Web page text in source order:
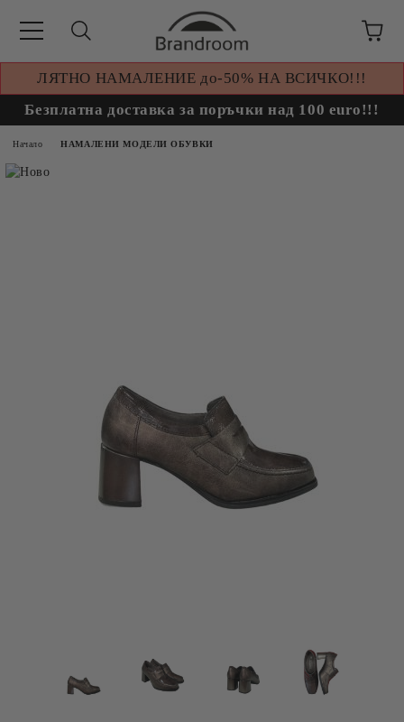
ЛЯТНО НАМАЛЕНИЕ до-50% НА ВСИЧКО!!!
Безплатна доставка за поръчки над 100 euro!!!
Начало НАМАЛЕНИ МОДЕЛИ ОБУВКИ